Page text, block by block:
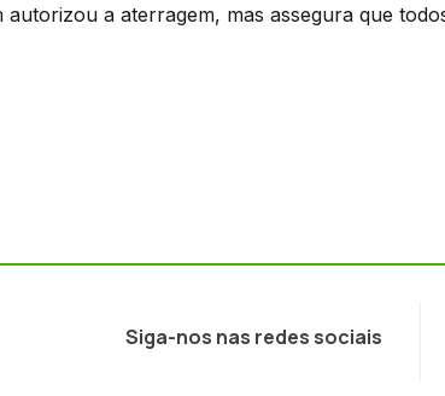
autorizou a aterragem, mas assegura que
Siga-nos nas redes sociais